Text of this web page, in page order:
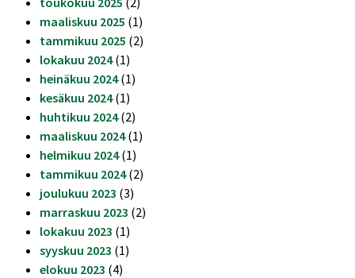
maaliskuu 2025 (1)
tammikuu 2025 (2)
lokakuu 2024(1)
heinäkuu 2024(1)
kesäkuu 2024(1)
huhtikuu 2024(2)
maaliskuu 2024(1)
helmikuu 2024(1)
tammikuu 2024(2)
joulukuu 2023 (3)
marraskuu 2023 (2)
lokakuu 2023 (1)
syyskuu 2023 (1)
elokuu 2023 (4)